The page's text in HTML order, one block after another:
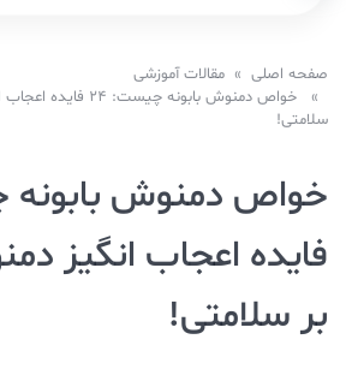
صفحه اصلی » مقالات آموزشی
» خواص دمنوش بابونه
سلامتی!
فایده اعجاب انگیز
بر سلامتی!